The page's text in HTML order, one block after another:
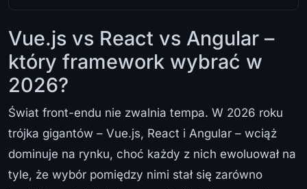
Vue.js vs React vs Angular –
który framework wybrać w
2026?
Świat front-endu nie zwalnia tempa. W 2026 roku
trójka gigantów – Vue.js, React i Angular – wciąż
dominuje na rynku, choć każdy z nich ewoluował na
tyle, że wybór pomiędzy nimi stał się zarówno